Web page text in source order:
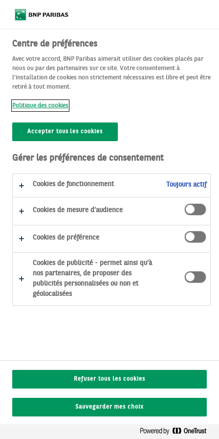
Je suis un épargnant Je suis une entreprise
Désolé... La
page que vous
recherchez
n’existe pas.
Vérifiez si l’URL contient une
faute de frappe, ou
allez sur
la page d’accueil du site
Centre de préférences
Avec votre accord, BNP Paribas aimerait utiliser des cookies placés par
nous ou par des partenaires sur ce site. Votre consentement à
l'installation de cookies non strictement nécessaires est libre et peut être
retiré à tout moment.
Politique des cookies
Accepter tous les cookies
Gérer les préférences de consentement
Cookies de fonctionnement Toujours actif
Cookies de mesure d’audience
Cookies de préférence
Cookies de publicité - permet ainsi qu’à
nos partenaires, de proposer des
publicités personnalisées ou non et
géolocalisées
Refuser tous les cookies
Sauvegarder mes choix